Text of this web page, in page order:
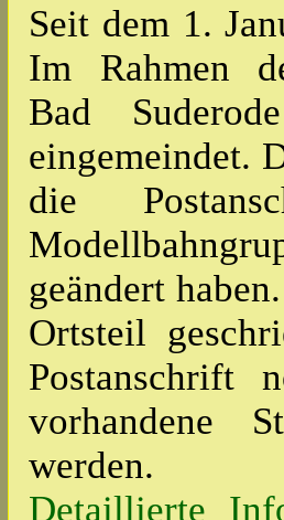
Seit dem 1.
Im Rahmen
Bad
eingemeindet.
die
geändert
Ortsteil
Postanschrift
vorhandene
werden.
Detaillierte